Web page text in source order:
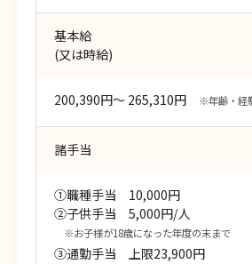
基本給
(又は時給)
200,390円～ 265,310円 ※年齢・経
諸手当
①職種手当 10,000円
②子供手当 5,000円/人
※お子様が18歳になった年度の末まで
③通勤手当 上限23,900円